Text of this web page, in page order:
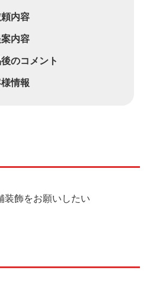
頼内容
案内容
のコメント
情報
装飾をお願いしたい